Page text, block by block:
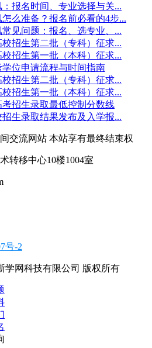
报名时间、专业选择与关...
么准备？报名前必看的4步...
见问题：报名、选专业、...
招生第二批（专科）征求...
招生第一批（本科）征求...
学位申请流程与时间指南
招生第二批（专科）征求...
招生第一批（本科）征求...
考招生录取最低控制分数线
生录取结果发布及入学报...
交流网站 本站享有最终结束权
转移中心10楼1004室
号-2
学网科技有限公司 版权所有